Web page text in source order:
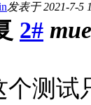
发表于 2021-7-5
2#
测试